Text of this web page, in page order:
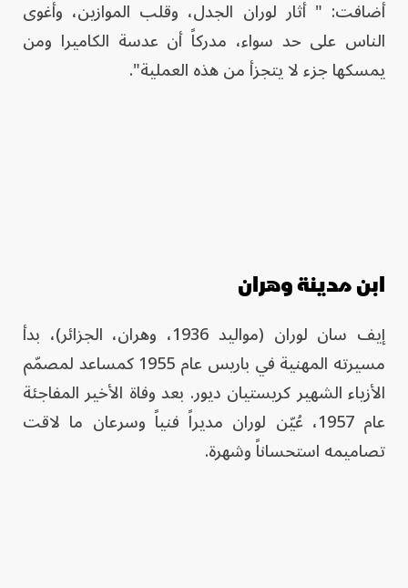
أضافت: " أثار لوران الجدل، وقلب الموازين، وأغوى
الناس على حد سواء، مدركاً أن عدسة الكاميرا ومن
يمسكها جزء لا يتجزأ من هذه العملية".
ابن مدينة وهران
إيف سان لوران (مواليد 1936، وهران، الجزائر)، بدأ
مسيرته المهنية في باريس عام 1955 كمساعد لمصمّم
الأزياء الشهير كريستيان ديور. بعد وفاة الأخير المفاجئة
عام 1957، عُيّن لوران مديراً فنياً وسرعان ما لاقت
تصاميمه استحساناً وشهرة.